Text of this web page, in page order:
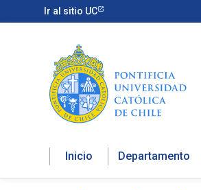
al
Ir al sitio UC
Inicio Departamento